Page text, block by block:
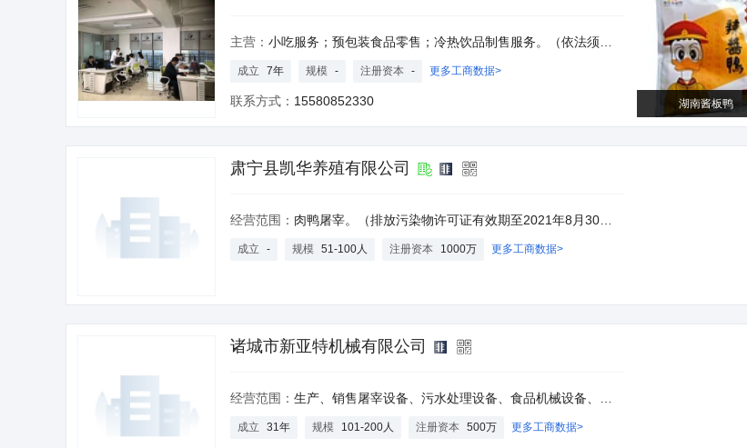
主营： 小吃服务；预包装食品零售；冷热饮品制售服务。（依法须经批准的项目，经相关部门批准后方方可开展经营活动）
成立 7年 规模 - 注册资本 - 更多工商数据>
联系方式： 15580852330 湖南酱板鸭
肃宁县凯华养殖有限公司
经营范围： 肉鸭屠宰。（排放污染物许可证有效期至2021年8月30日）（依法须经批准的项目，经相关部门批准后方可开展经营活动）
成立 - 规模 51-100人 注册资本 1000万 更多工商数据>
诸城市新亚特机械有限公司
经营范围： 生产、销售屠宰设备、污水处理设备、食品机械设备、保险柜、档案橱、汽车配件、农业机械配件、工程机械配件；销售不锈钢、金属材料、钢材。(依法须经批准的项目，经相关部门批准后方可开展经营活动)。
成立 31年 规模 101-200人 注册资本 500万 更多工商数据>